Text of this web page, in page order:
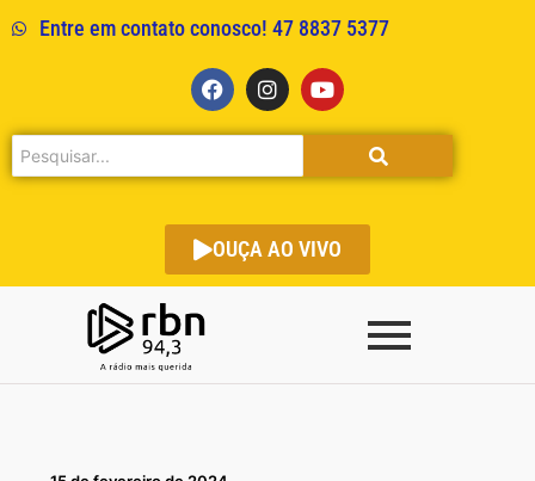
Entre em contato conosco! 47 8837 5377
OUÇA AO VIVO